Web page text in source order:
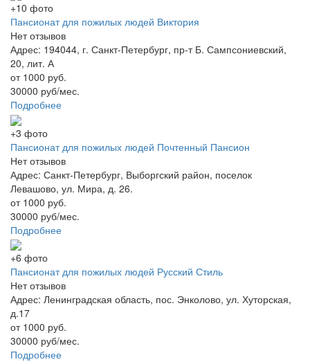
+10 фото
Пансионат для пожилых людей Виктория
Нет отзывов
Адрес: 194044, г. Санкт-Петербург, пр-т Б. Сампсониевский,
20, лит. А
от 1000 руб.
30000 руб/мес.
Подробнее
+3 фото
Пансионат для пожилых людей Почтенный Пансион
Нет отзывов
Адрес: Санкт-Петербург, Выборгский район, поселок
Левашово, ул. Мира, д. 26.
от 1000 руб.
30000 руб/мес.
Подробнее
+6 фото
Пансионат для пожилых людей Русский Стиль
Нет отзывов
Адрес: Ленинградская область, пос. Энколово, ул. Хуторская,
д.17
от 1000 руб.
30000 руб/мес.
Подробнее